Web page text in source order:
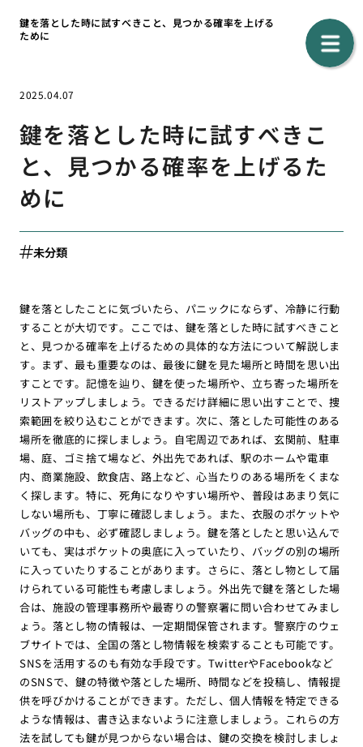
鍵を落とした時に試すべきこと、見つかる確率を上げる
ために
2025.04.07
鍵を落とした時に試すべきこ
と、見つかる確率を上げるた
めに
未分類
鍵を落としたことに気づいたら、パニックにならず、冷静に行動
することが大切です。ここでは、鍵を落とした時に試すべきこと
と、見つかる確率を上げるための具体的な方法について解説しま
す。まず、最も重要なのは、最後に鍵を見た場所と時間を思い出
すことです。記憶を辿り、鍵を使った場所や、立ち寄った場所を
リストアップしましょう。できるだけ詳細に思い出すことで、捜
索範囲を絞り込むことができます。次に、落とした可能性のある
場所を徹底的に探しましょう。自宅周辺であれば、玄関前、駐車
場、庭、ゴミ捨て場など、外出先であれば、駅のホームや電車
内、商業施設、飲食店、路上など、心当たりのある場所をくまな
く探します。特に、死角になりやすい場所や、普段はあまり気に
しない場所も、丁寧に確認しましょう。また、衣服のポケットや
バッグの中も、必ず確認しましょう。鍵を落としたと思い込んで
いても、実はポケットの奥底に入っていたり、バッグの別の場所
に入っていたりすることがあります。さらに、落とし物として届
けられている可能性も考慮しましょう。外出先で鍵を落とした場
合は、施設の管理事務所や最寄りの警察署に問い合わせてみまし
ょう。落とし物の情報は、一定期間保管されます。警察庁のウェ
ブサイトでは、全国の落とし物情報を検索することも可能です。
SNSを活用するのも有効な手段です。TwitterやFacebookなど
のSNSで、鍵の特徴や落とした場所、時間などを投稿し、情報提
供を呼びかけることができます。ただし、個人情報を特定できる
ような情報は、書き込まないように注意しましょう。これらの方
法を試しても鍵が見つからない場合は、鍵の交換を検討しましょ